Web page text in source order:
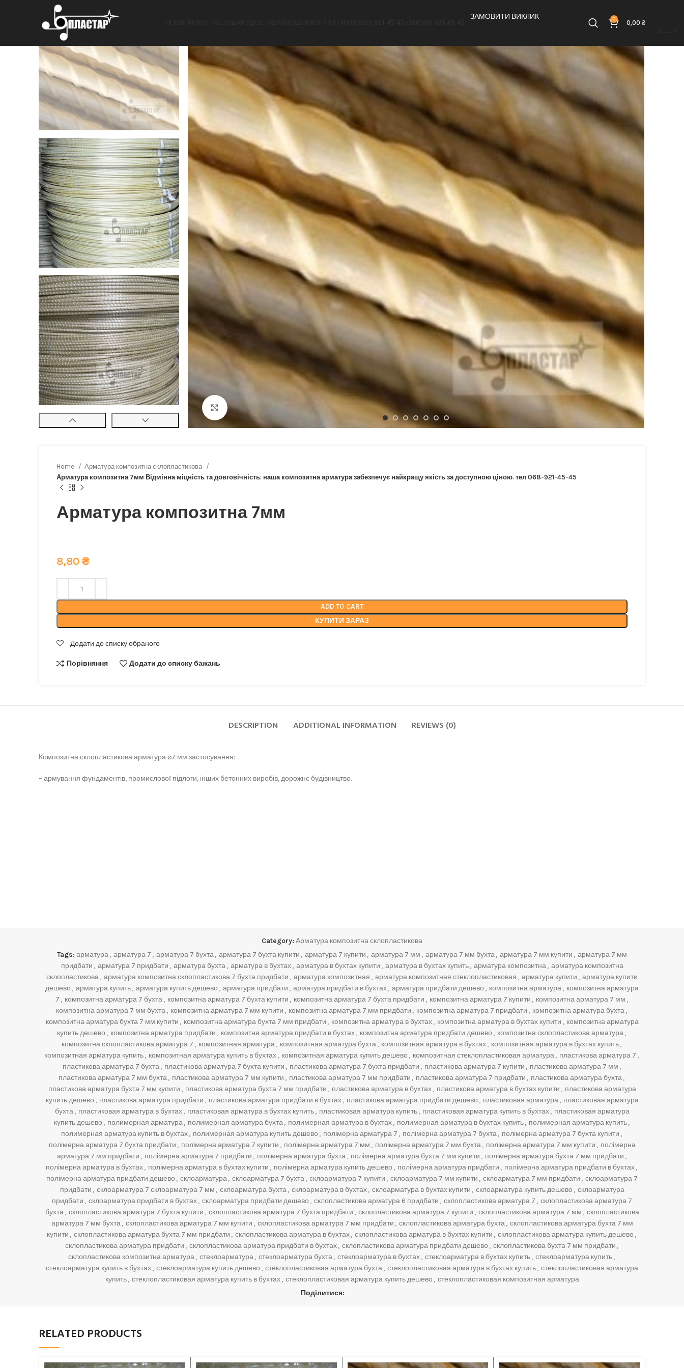
ЗАМОВИТИ ВИКЛИК 0 0,00₴
Клацніть, щоб збільшити
Home
Арматура композитна склопластикова
Арматура композитна 7мм Відмінна міцність та довговічність: наша композитна арматура забезпечує найкращу якість за доступною ціною. тел 068-921-45-45
Арматура композитна 7мм
8,80 ₴
ADD TO CART
КУПИТИ ЗАРАЗ
Додати до списку обраного
Порівняння Додати до списку бажань
DESCRIPTION ADDITIONAL INFORMATION REVIEWS (0)
Композитна склопластикова арматура ⌀7 мм застосування:
– армування фундаментів, промислової підлоги, інших бетонних виробів, дорожнє будівництво.
Category: Арматура композитна склопластикова
Tags: арматура, арматура 7 , арматура 7 бухта, арматура 7 бухта купити , арматура 7 купити , арматура 7 мм , арматура 7 мм бухта, арматура 7 мм купити , арматура 7 мм
придбати , арматура 7 придбати , арматура бухта , арматура в бухтах , арматура в бухтах купити , арматура в бухтах купить , арматура композитна , арматура композитна
склопластикова, арматура композитна склопластикова 7 бухта придбати , арматура композитная , арматура композитная стеклопластиковая , арматура купити , арматура купити
дешево , арматура купить, арматура купить дешево , арматура придбати , арматура придбати в бухтах, арматура придбати дешево , композитна арматура, композитна арматура
7 , композитна арматура 7 бухта , композитна арматура 7 бухта купити , композитна арматура 7 бухта придбати , композитна арматура 7 купити , композитна арматура 7 мм ,
композитна арматура 7 мм бухта, композитна арматура 7 мм купити , композитна арматура 7 мм придбати , композитна арматура 7 придбати , композитна арматура бухта,
композитна арматура бухта 7 мм купити , композитна арматура бухта 7 мм придбати , композитна арматура в бухтах , композитна арматура в бухтах купити , композитна арматура
купить дешево , композитна арматура придбати , композитна арматура придбати в бухтах, композитна арматура придбати дешево , композитна склопластикова арматура,
композитна склопластикова арматура 7 , композитная арматура, композитная арматура бухта, композитная арматура в бухтах, композитная арматура в бухтах купить,
композитная арматура купить, композитная арматура купить в бухтах, композитная арматура купить дешево , композитная стеклопластиковая арматура, пластикова арматура 7 ,
пластикова арматура 7 бухта , пластикова арматура 7 бухта купити , пластикова арматура 7 бухта придбати , пластикова арматура 7 купити , пластикова арматура 7 мм ,
пластикова арматура 7 мм бухта, пластикова арматура 7 мм купити , пластикова арматура 7 мм придбати , пластикова арматура 7 придбати , пластикова арматура бухта,
пластикова арматура бухта 7 мм купити , пластикова арматура бухта 7 мм придбати , пластикова арматура в бухтах , пластикова арматура в бухтах купити , пластикова арматура
купить дешево , пластикова арматура придбати , пластикова арматура придбати в бухтах , пластикова арматура придбати дешево , пластиковая арматура , пластиковая арматура
бухта , пластиковая арматура в бухтах , пластиковая арматура в бухтах купить , пластиковая арматура купить , пластиковая арматура купить в бухтах , пластиковая арматура
купить дешево , полимерная арматура , полимерная арматура бухта , полимерная арматура в бухтах , полимерная арматура в бухтах купить , полимерная арматура купить ,
полимерная арматура купить в бухтах, полимерная арматура купить дешево , полімерна арматура 7 , полімерна арматура 7 бухта, полімерна арматура 7 бухта купити ,
полімерна арматура 7 бухта придбати , полімерна арматура 7 купити , полімерна арматура 7 мм , полімерна арматура 7 мм бухта , полімерна арматура 7 мм купити , полімерна
арматура 7 мм придбати , полімерна арматура 7 придбати , полімерна арматура бухта , полімерна арматура бухта 7 мм купити , полімерна арматура бухта 7 мм придбати ,
полімерна арматура в бухтах, полімерна арматура в бухтах купити , полімерна арматура купить дешево , полімерна арматура придбати , полімерна арматура придбати в бухтах,
полімерна арматура придбати дешево , склоарматура, склоарматура 7 бухта, склоарматура 7 купити , склоарматура 7 мм купити , склоарматура 7 мм придбати , склоарматура 7
придбати , склоарматура 7 склоарматура 7 мм , склоарматура бухта , склоарматура в бухтах , склоарматура в бухтах купити , склоарматура купить дешево , склоарматура
придбати , склоарматура придбати в бухтах, склоарматура придбати дешево , склопластикова арматура 6 придбати , склопластикова арматура 7 , склопластикова арматура 7
бухта , склопластикова арматура 7 бухта купити , склопластикова арматура 7 бухта придбати , склопластикова арматура 7 купити , склопластикова арматура 7 мм , склопластикова
арматура 7 мм бухта , склопластикова арматура 7 мм купити , склопластикова арматура 7 мм придбати , склопластикова арматура бухта , склопластикова арматура бухта 7 мм
купити , склопластикова арматура бухта 7 мм придбати , склопластикова арматура в бухтах, склопластикова арматура в бухтах купити , склопластикова арматура купить дешево ,
склопластикова арматура придбати , склопластикова арматура придбати в бухтах , склопластикова арматура придбати дешево , склопластикова бухта 7 мм придбати ,
склопластикова композитна арматура, стеклоарматура, стеклоарматура бухта, стеклоарматура в бухтах, стеклоарматура в бухтах купить, стеклоарматура купить,
стеклоарматура купить в бухтах, стеклоарматура купить дешево , стеклопластиковая арматура бухта, стеклопластиковая арматура в бухтах купить, стеклопластиковая арматура
купить , стеклопластиковая арматура купить в бухтах , стеклопластиковая арматура купить дешево , стеклопластиковая композитная арматура
Поділитися:
RELATED PRODUCTS